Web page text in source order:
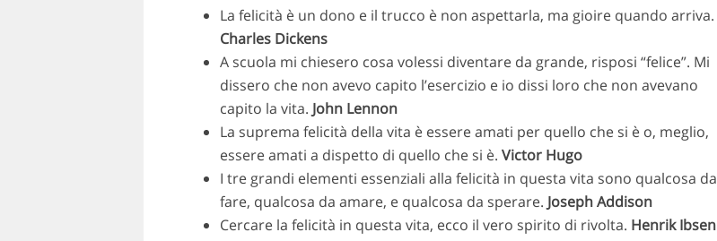
La felicità è un dono e il trucco è non aspettarla, ma gioire quando arriva.
Charles Dickens
A scuola mi chiesero cosa volessi diventare da grande, risposi “felice”. Mi
dissero che non avevo capito l’esercizio e io dissi loro che non avevano
capito la vita. John Lennon
La suprema felicità della vita è essere amati per quello che si è o, meglio,
essere amati a dispetto di quello che si è. Victor Hugo
I tre grandi elementi essenziali alla felicità in questa vita sono qualcosa da
fare, qualcosa da amare, e qualcosa da sperare. Joseph Addison
Cercare la felicità in questa vita, ecco il vero spirito di rivolta. Henrik Ibsen